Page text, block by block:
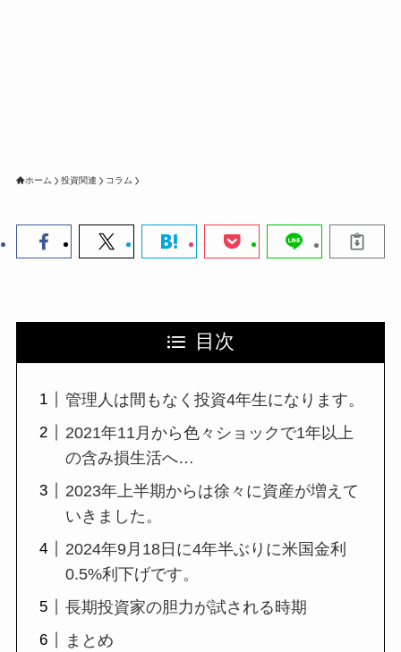
ホーム 投資関連 コラム
目次
管理人は間もなく投資4年生になります。
2021年11月から色々ショックで1年以上
の含み損生活へ…
2023年上半期からは徐々に資産が増えて
いきました。
2024年9月18日に4年半ぶりに米国金利
0.5%利下げです。
長期投資家の胆力が試される時期
まとめ